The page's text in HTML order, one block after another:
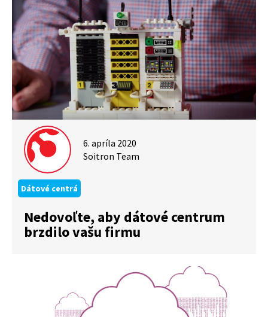
6. apríla 2020
Soitron Team
Dátové centrá
Nedovoľte, aby dátové centrum
brzdilo vašu firmu